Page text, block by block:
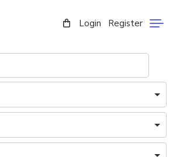
Login Register